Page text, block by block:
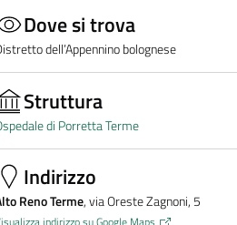
Dove si trova
dell’Appennino bolognese
Struttura
di Porretta Terme
Indirizzo
Reno Terme, via Oreste Zagnoni, 5